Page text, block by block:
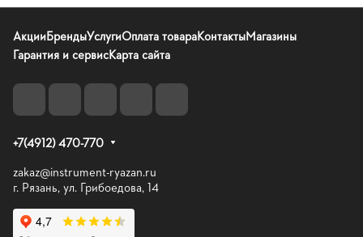
АкцииБрендыУслугиОплата товараКонтактыМагазины
Гарантия и сервисКарта сайта
+7(4912) 470-770
zakaz@instrument-ryazan.ru
г. Рязань, ул. Грибоедова, 14